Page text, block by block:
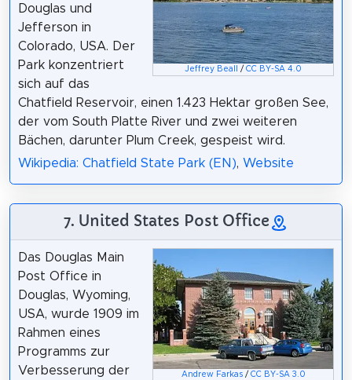
Jeffrey Beall /CC BY-SA 4.0
Douglas und
Jefferson in
Colorado, USA. Der
Park konzentriert
sich auf das
Chatfield Reservoir, einen 1.423 Hektar großen See,
der vom South Platte River und zwei weiteren
Bächen, darunter Plum Creek, gespeist wird.
Wikipedia: Chatfield State Park (EN), Website
7. United States Post Office
Andrew Farkas/ CC BY-SA 3.0
Das Douglas Main
Post Office in
Douglas, Wyoming,
USA, wurde 1909 im
Rahmen eines
Programms zur
Verbesserung der